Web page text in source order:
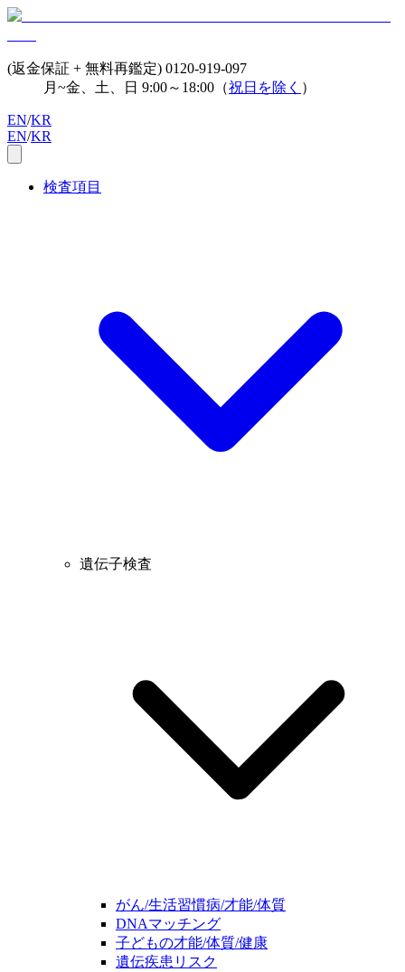
(返金保証 + 無料再鑑定) 0120-919-097
月~金、土、日 9:00～18:00（祝日を除く ）
EN/KR
EN/KR
検査項目
遺伝子検査
がん/生活習慣病/才能/体質
DNAマッチング
子どもの才能/体質/健康
遺伝疾患リスク